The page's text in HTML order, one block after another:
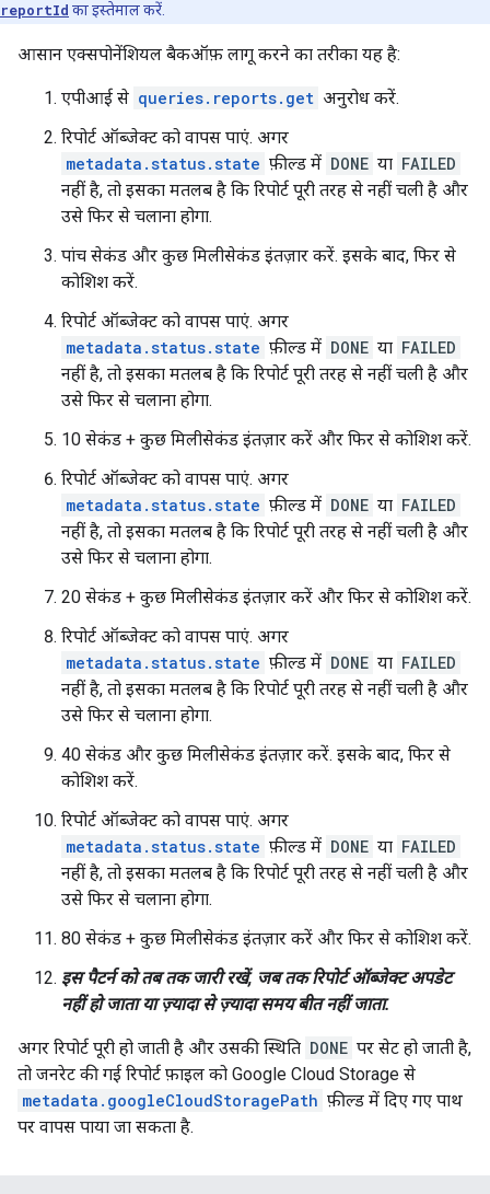
reportId का इस्तेमाल करें.
आसान एक्सपोनेंशियल बैकऑफ़ लागू करने का तरीका यह है:
एपीआई से queries.reports.get अनुरोध करें.
रिपोर्ट ऑब्जेक्ट को वापस पाएं. अगर
metadata.status.state फ़ील्ड में DONE या FAILED
नहीं है, तो इसका मतलब है कि रिपोर्ट पूरी तरह से नहीं चली है और
उसे फिर से चलाना होगा.
पांच सेकंड और कुछ मिलीसेकंड इंतज़ार करें. इसके बाद, फिर से
कोशिश करें.
रिपोर्ट ऑब्जेक्ट को वापस पाएं. अगर
metadata.status.state फ़ील्ड में DONE या FAILED
नहीं है, तो इसका मतलब है कि रिपोर्ट पूरी तरह से नहीं चली है और
उसे फिर से चलाना होगा.
10 सेकंड + कुछ मिलीसेकंड इंतज़ार करें और फिर से कोशिश करें.
रिपोर्ट ऑब्जेक्ट को वापस पाएं. अगर
metadata.status.state फ़ील्ड में DONE या FAILED
नहीं है, तो इसका मतलब है कि रिपोर्ट पूरी तरह से नहीं चली है और
उसे फिर से चलाना होगा.
20 सेकंड + कुछ मिलीसेकंड इंतज़ार करें और फिर से कोशिश करें.
रिपोर्ट ऑब्जेक्ट को वापस पाएं. अगर
metadata.status.state फ़ील्ड में DONE या FAILED
नहीं है, तो इसका मतलब है कि रिपोर्ट पूरी तरह से नहीं चली है और
उसे फिर से चलाना होगा.
40 सेकंड और कुछ मिलीसेकंड इंतज़ार करें. इसके बाद, फिर से
कोशिश करें.
रिपोर्ट ऑब्जेक्ट को वापस पाएं. अगर
metadata.status.state फ़ील्ड में DONE या FAILED
नहीं है, तो इसका मतलब है कि रिपोर्ट पूरी तरह से नहीं चली है और
उसे फिर से चलाना होगा.
80 सेकंड + कुछ मिलीसेकंड इंतज़ार करें और फिर से कोशिश करें.
इस पैटर्न को तब तक जारी रखें, जब तक रिपोर्ट ऑब्जेक्ट अपडेट
नहीं हो जाता या ज़्यादा से ज़्यादा समय बीत नहीं जाता.
अगर रिपोर्ट पूरी हो जाती है और उसकी स्थिति DONE पर सेट हो जाती है,
तो जनरेट की गई रिपोर्ट फ़ाइल को Google Cloud Storage से
metadata.googleCloudStoragePath फ़ील्ड में दिए गए पाथ
पर वापस पाया जा सकता है.